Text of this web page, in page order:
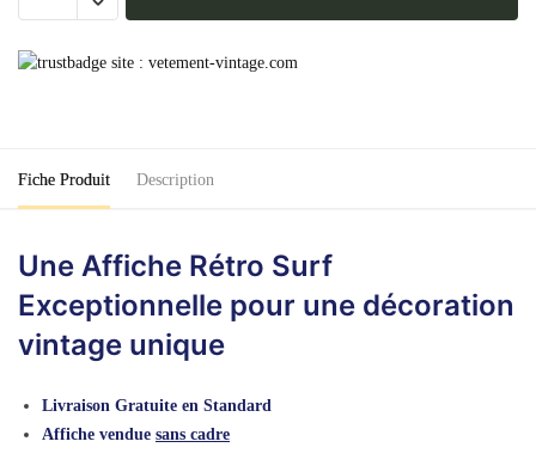
Vintage
Fiche Produit Description
Une Affiche Rétro Surf
Exceptionnelle pour une décoration
vintage unique
Livraison Gratuite en Standard
Affiche vendue sans cadre